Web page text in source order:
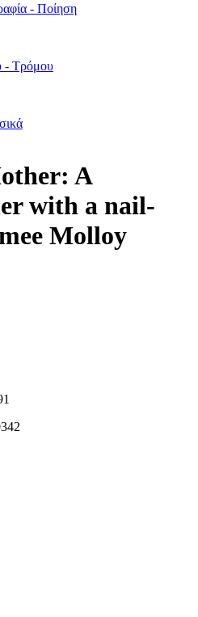
- Ποίηση
- Τρόμου
A
with a nail-
Molloy